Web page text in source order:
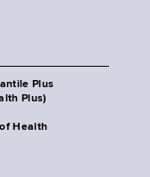
Plus
Plus)
Health